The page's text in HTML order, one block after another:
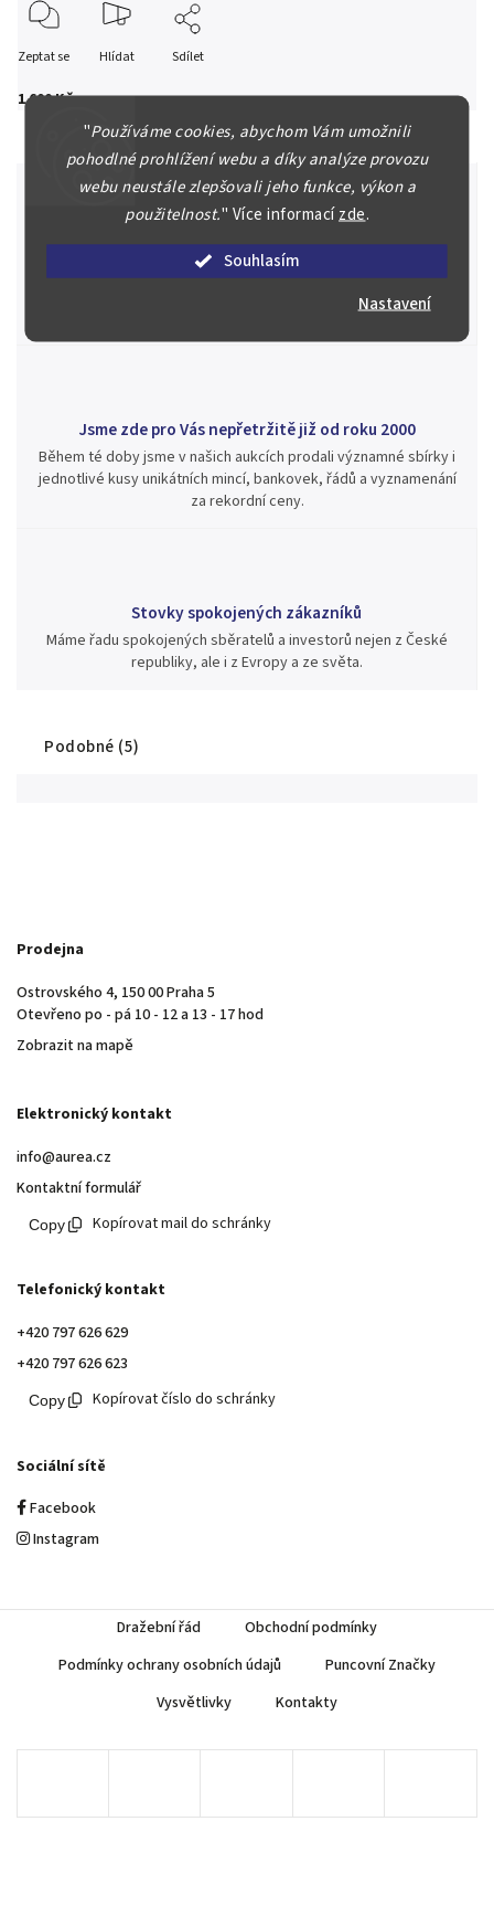
"Používáme cookies, abychom Vám umožnili
pohodlné prohlížení webu a díky analýze provozu
webu neustále zlepšovali jeho funkce, výkon a
použitelnost." Více informacízde.
Souhlasím
Nastavení
1 600 Kč
Zeptat se Hlídat Sdílet
Špičkové služby za nejlepší ceny
Náš kolektiv specialistů a znalců se Vám bude plně věnovat.
Posoudíme kvalitu a pravost Vašeho materiálu, prodáme v naší
aukci nebo Vám poradíme kam investovat.
Jsme zde pro Vás nepřetržitě již od roku 2000
Během té doby jsme v našich aukcích prodali významné sbírky i
jednotlivé kusy unikátních mincí, bankovek, řádů a vyznamenání
za rekordní ceny.
Stovky spokojených zákazníků
Máme řadu spokojených sběratelů a investorů nejen z České
republiky, ale i z Evropy a ze světa.
Podobné (5)
Prodejna
Ostrovského 4, 150 00 Praha 5
Otevřeno po - pá 10 - 12 a 13 - 17 hod
Zobrazit na mapě
Elektronický kontakt
info@aurea.cz
Kontaktní formulář
Kopírovat mail do schránky
Telefonický kontakt
+420 797 626 629
+420 797 626 623
Kopírovat číslo do schránky
Sociální sítě
Facebook
Instagram
Dražební řád
Obchodní podmínky
Podmínky ochrany osobních údajů
Puncovní Značky
Vysvětlivky
Kontakty